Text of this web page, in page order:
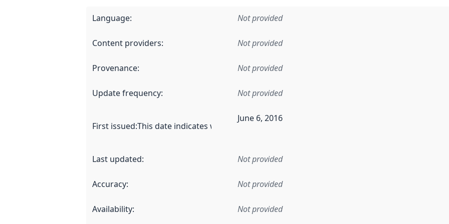
Language: Not provided
Content providers: Not provided
Provenance: Not provided
Update frequency: Not provided
First issued:This date indicates when the data in this dataset was first released. It may have
June 6, 2016
Last updated: Not provided
Accuracy: Not provided
Availability: Not provided